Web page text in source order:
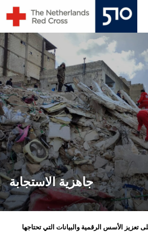
TOGGLE
جاهزية الاستجابة
تعزيز الأسس الرقمية والبيانات التي تحتاجها